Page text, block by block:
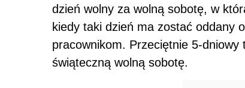
dzień wolny za wolną sobotę, w
kiedy taki dzień ma zostać oddany
pracownikom. Przeciętnie 5-
świąteczną wolną sobotę.